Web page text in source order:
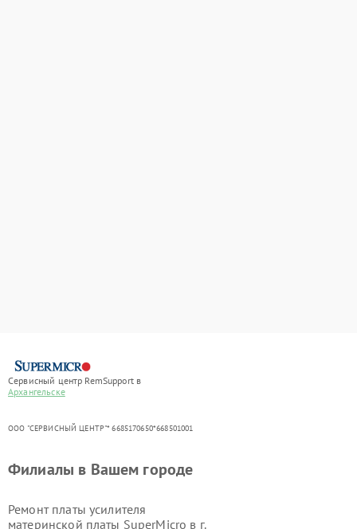
Сервисный центр RemSupport в
Архангельске
ООО "СЕРВИСНЫЙ ЦЕНТР"* 6685170650*668501001
Филиалы в Вашем городе
Ремонт платы усилителя
материнской платы SuperMicro в г.